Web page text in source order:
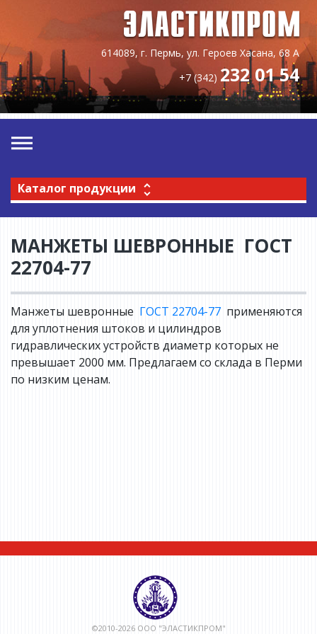
614089, г. Пермь, ул. Героев Хасана, 68 А
+7 (342) 232 01 54
Каталог продукции
МАНЖЕТЫ ШЕВРОННЫЕ ГОСТ
22704-77
Манжеты шевронные ГОСТ 22704-77 применяются
для уплотнения штоков и цилиндров
гидравлических устройств диаметр которых не
превышает 2000 мм. Предлагаем со склада в Перми
по низким ценам.
©2010-2026 ООО "ЭЛАСТИКПРОМ"